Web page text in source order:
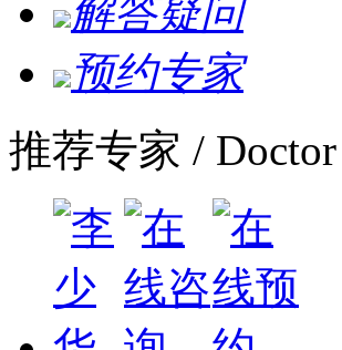
解答疑问
预约专家
推荐专家 / Doctor